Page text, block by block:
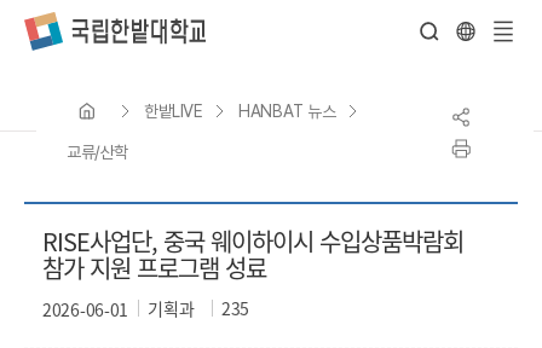
한밭LIVE HANBAT 뉴스
교류/산학
RISE사업단, 중국 웨이하이시 수입상품박람회
참가 지원 프로그램 성료
기획과 235
2026-06-01